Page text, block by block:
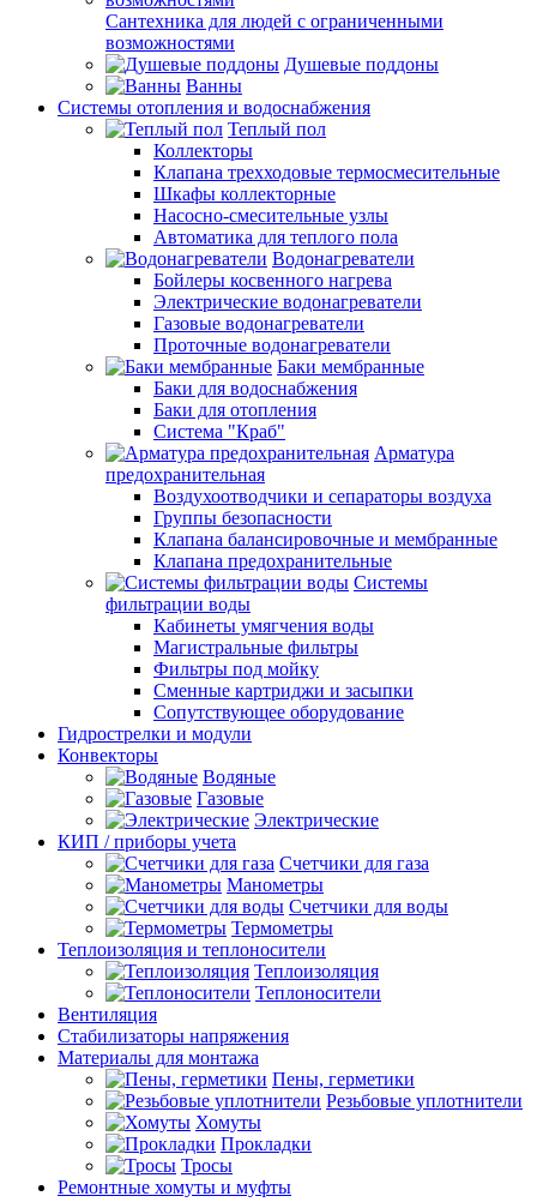
Сантехника для людей с ограниченными
возможностями
Душевые поддоны
Ванны
Системы отопления и водоснабжения
Теплый пол
Коллекторы
Клапана трехходовые термосмесительные
Шкафы коллекторные
Насосно-смесительные узлы
Автоматика для теплого пола
Водонагреватели
Бойлеры косвенного нагрева
Электрические водонагреватели
Газовые водонагреватели
Проточные водонагреватели
Баки мембранные
Баки для водоснабжения
Баки для отопления
Система "Краб"
Арматура
предохранительная
Воздухоотводчики и сепараторы воздуха
Группы безопасности
Клапана балансировочные и мембранные
Клапана предохранительные
Системы
фильтрации воды
Кабинеты умягчения воды
Магистральные фильтры
Фильтры под мойку
Сменные картриджи и засыпки
Сопутствующее оборудование
Гидрострелки и модули
Конвекторы
Водяные
Газовые
Электрические
КИП / приборы учета
Счетчики для газа
Манометры
Счетчики для воды
Термометры
Теплоизоляция и теплоносители
Теплоизоляция
Теплоносители
Вентиляция
Стабилизаторы напряжения
Материалы для монтажа
Пены, герметики
Резьбовые уплотнители
Хомуты
Прокладки
Тросы
Ремонтные хомуты и муфты